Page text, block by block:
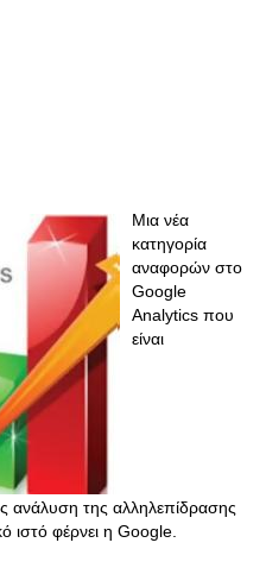
Mια νέα
κατηγορία
αναφορών στο
Google
Analytics που
είναι
ανάλυση της αλληλεπίδρασης
ιστό φέρνει η Google.